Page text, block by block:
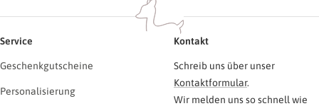
1
gehen
2
gehen
gehengehen
Service
Geschenkgutscheine
Personalisierung
Kontakt
Schreib uns über unser
Kontaktformular.
Wir melden uns so schnell wie